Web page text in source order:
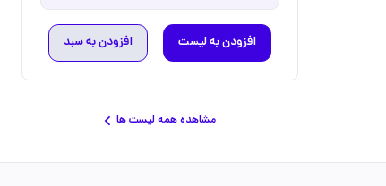
افزودن به لیست افزودن به سبد
مشاهده همه لیست ها